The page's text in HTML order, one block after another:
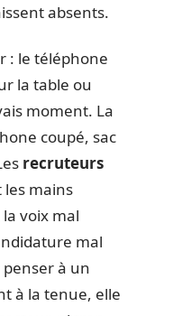
absents.
: le téléphone
la table ou
moment. La
coupé, sac
recruteurs
mains
voix mal
mal
à un
à la tenue, elle